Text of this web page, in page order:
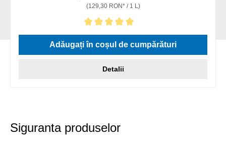
(129,30 RON* / 1 L)
Evaluarea medie de 5 din 5 stele
Adăugați în coșul de cumpărături
Detalii
Siguranta produselor